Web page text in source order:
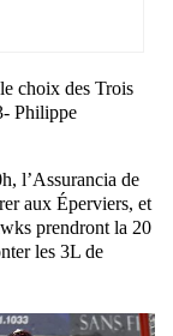
choix des Trois
Philippe
l’Assurancia de
aux Éperviers, et
prendront la 20
les 3L de